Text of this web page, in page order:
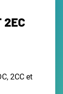
2EC
2CC et